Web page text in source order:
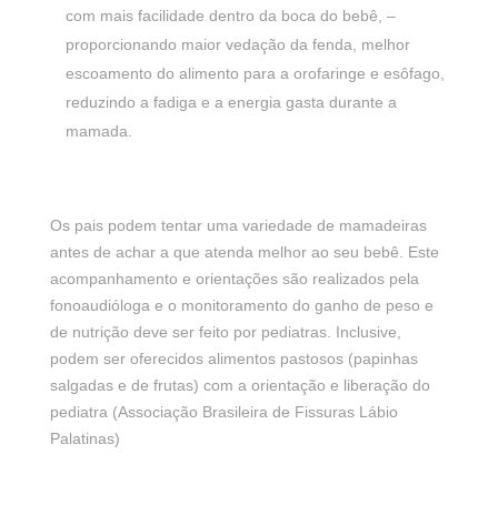
com mais facilidade dentro da boca do bebê, –
proporcionando maior vedação da fenda, melhor
escoamento do alimento para a orofaringe e esôfago,
reduzindo a fadiga e a energia gasta durante a
mamada.
Os pais podem tentar uma variedade de mamadeiras
antes de achar a que atenda melhor ao seu bebê. Este
acompanhamento e orientações são realizados pela
fonoaudióloga e o monitoramento do ganho de peso e
de nutrição deve ser feito por pediatras. Inclusive,
podem ser oferecidos alimentos pastosos (papinhas
salgadas e de frutas) com a orientação e liberação do
pediatra (Associação Brasileira de Fissuras Lábio
Palatinas)